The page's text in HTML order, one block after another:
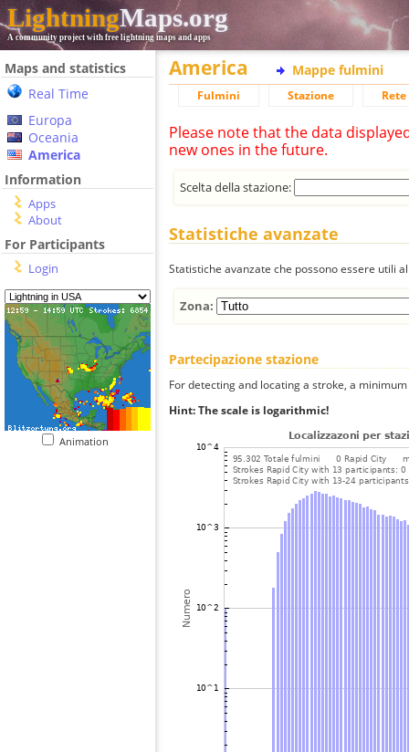
LightningMaps.org
A community project with free lightning maps and apps
Maps and statistics
Real Time
Europa
Oceania
America
Information
Apps
About
For Participants
Login
Animation
America Mappe fulmini
Fulmini Stazione
Please note that the data
new ones in the future.
Scelta della stazione:
Statistiche avanzate
Statistiche avanzate che possono essere utili
Zona:
Partecipazione stazione
For detecting and locating a stroke, a
Hint: The scale is logarithmic!